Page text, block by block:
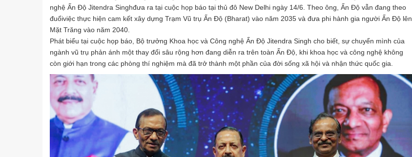
nghệ Ấn Độ Jitendra Singhđưa ra tại cuộc họp báo tại thủ đô New Delhi ngày 14/6. Theo ông, Ấn Độ vẫn đang theo
đuổiviệc thực hiện cam kết xây dựng Trạm Vũ trụ Ấn Độ (Bharat) vào năm 2035 và đưa phi hành gia người Ấn Độ lên
Mặt Trăng vào năm 2040.
Phát biểu tại cuộc họp báo, Bộ trưởng Khoa học và Công nghệ Ấn Độ Jitendra Singh cho biết, sự chuyển mình của
ngành vũ trụ phản ánh một thay đổi sâu rộng hơn đang diễn ra trên toàn Ấn Độ, khi khoa học và công nghệ không
còn giới hạn trong các phòng thí nghiệm mà đã trở thành một phần của đời sống xã hội và nhận thức quốc gia.